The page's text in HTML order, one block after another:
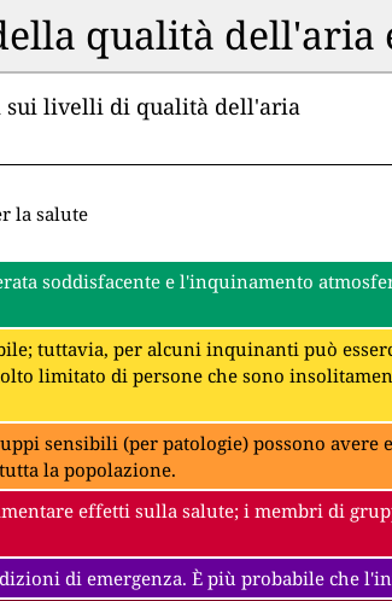
qualità dell'aria
livelli di qualità dell'aria
la salute
soddisfacente e l'inquinamento
tuttavia, per alcuni inquinanti può
limitato di persone che sono
sensibili (per patologie) possono avere
la popolazione.
effetti sulla salute; i membri di
di emergenza. È più probabile che